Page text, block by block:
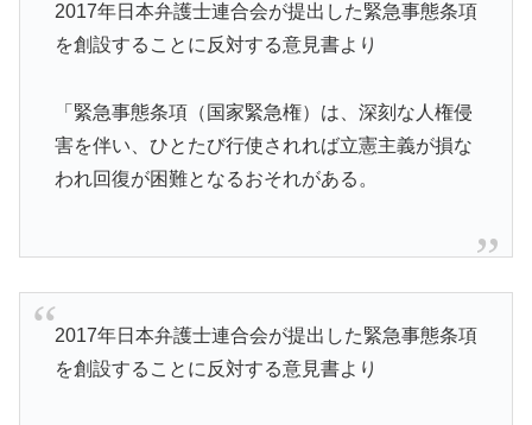
2017年日本弁護士連合会が提出した緊急事態条項
を創設することに反対する意見書より
「緊急事態条項（国家緊急権）は、深刻な人権侵
害を伴い、ひとたび行使されれば立憲主義が損な
われ回復が困難となるおそれがある。
2017年日本弁護士連合会が提出した緊急事態条項
を創設することに反対する意見書より